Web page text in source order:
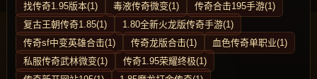
找传奇1.95版本(1)
毒液传奇微变(1)
传奇合击195手游(1)
复古王朝传奇1.85(1)
1.80全新火龙版传奇手游(1)
传奇sf中变英雄合击(1)
传奇龙版合击(1)
血色传奇单职业(1)
私服传奇武林微变(1)
传奇1.95荣耀终极(1)